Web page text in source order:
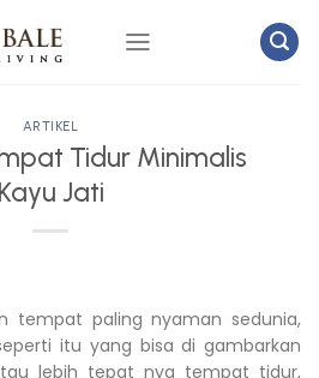
ARTIKEL
Tidur Minimalis
Kayu Jati
tempat paling nyaman sedunia,
itu yang bisa di gambarkan
lebih tepat nya tempat tidur,